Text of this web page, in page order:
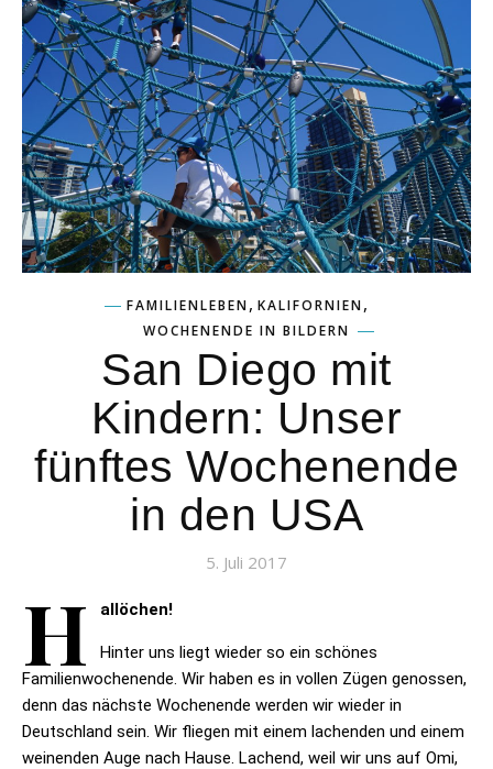
FAMILIENLEBEN, KALIFORNIEN,
WOCHENENDE IN BILDERN
San Diego mit
Kindern: Unser
fünftes Wochenende
in den USA
5. Juli 2017
H allöchen!
Hinter uns liegt wieder so ein schönes
Familienwochenende. Wir haben es in vollen Zügen genossen,
denn das nächste Wochenende werden wir wieder in
Deutschland sein. Wir fliegen mit einem lachenden und einem
weinenden Auge nach Hause. Lachend, weil wir uns auf Omi,